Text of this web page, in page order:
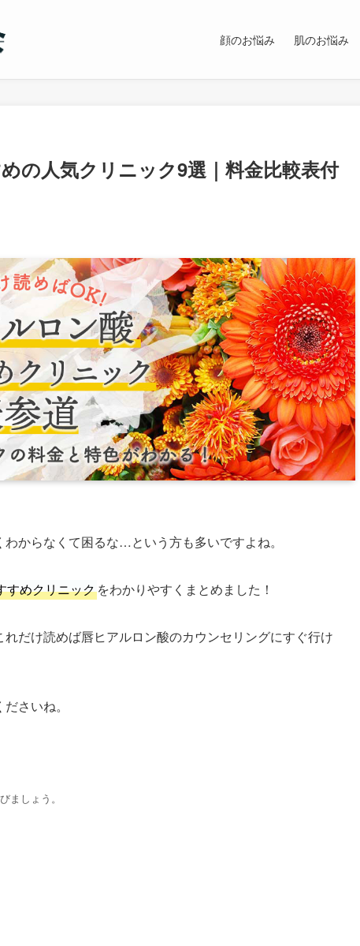
顔のお悩み 肌のお悩み
の人気クリニック9選｜料金比較表付
からなくて困るな…という方も多いですよね。
すめクリニックをわかりやすくまとめました！
だけ読めば唇ヒアルロン酸のカウンセリングにすぐ行け
さいね。
ましょう。